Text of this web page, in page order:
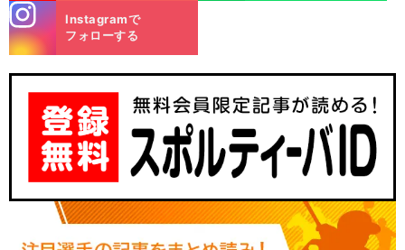
m
Instagramで
フォローする